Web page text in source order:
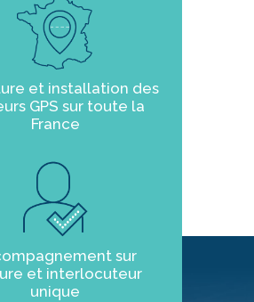
et installation des
GPS sur toute la
France
sur
et interlocuteur
unique